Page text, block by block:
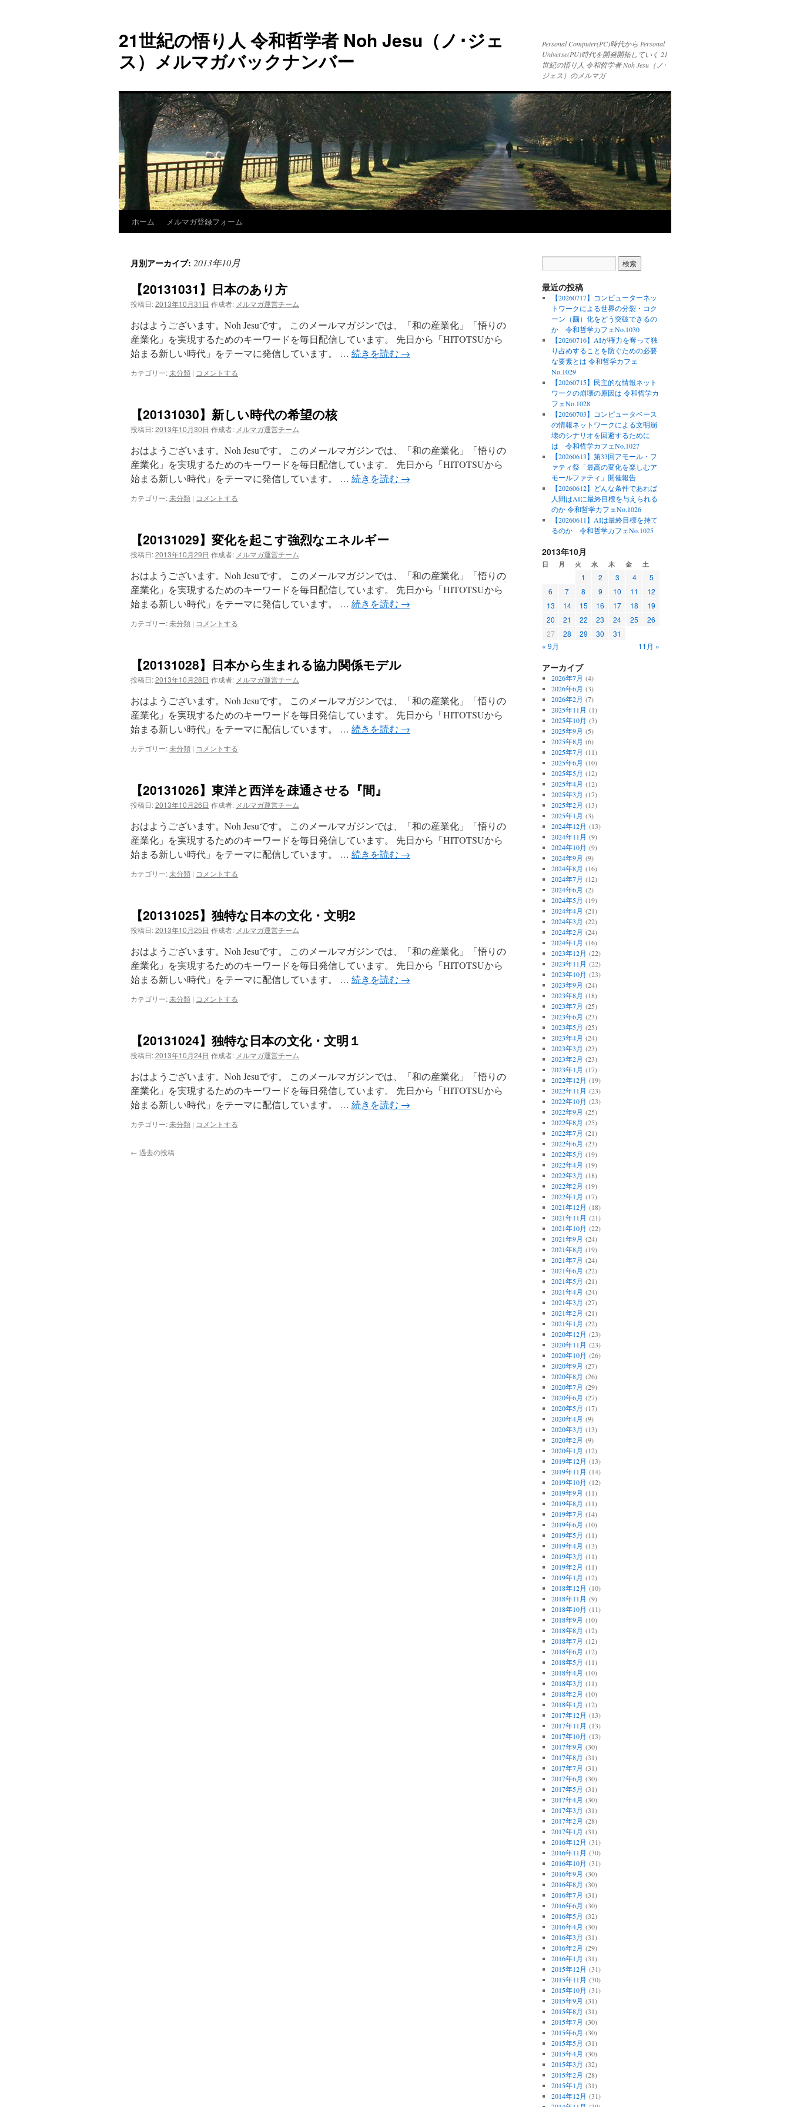
テ
ン
ツ
へ
キ
ッ
プ
21世紀の悟り人 令和哲学者 Noh Jesu（ノ･ジェ
ス）メルマガバックナンバー
Personal Computer(PC)時代から Personal
Universe(PU)時代を開発開拓していく 21
世紀の悟り人 令和哲学者 Noh Jesu（ノ･
ジェス）のメルマガ
ホーム メルマガ登録フォーム
月別アーカイブ: 2013年10月
【20131031】日本のあり方
投稿日:2013年10月31日 作成者: メルマガ運営チーム
おはようございます。Noh Jesuです。 このメールマガジンでは、「和の産業化」「悟りの
産業化」を実現するためのキーワードを毎日配信しています。 先日から「HITOTSUから
始まる新しい時代」をテーマに発信しています。 … 続きを読む →
カテゴリー:未分類 | コメントする
【20131030】新しい時代の希望の核
投稿日:2013年10月30日 作成者: メルマガ運営チーム
おはようございます。Noh Jesuです。 このメールマガジンでは、「和の産業化」「悟りの
産業化」を実現するためのキーワードを毎日配信しています。 先日から「HITOTSUから
始まる新しい時代」をテーマに発信しています。 … 続きを読む →
カテゴリー:未分類 | コメントする
【20131029】変化を起こす強烈なエネルギー
投稿日:2013年10月29日 作成者: メルマガ運営チーム
おはようございます。Noh Jesuです。 このメールマガジンでは、「和の産業化」「悟りの
産業化」を実現するためのキーワードを毎日配信しています。 先日から「HITOTSUから
始まる新しい時代」をテーマに発信しています。 … 続きを読む →
カテゴリー:未分類 | コメントする
【20131028】日本から生まれる協力関係モデル
投稿日:2013年10月28日 作成者: メルマガ運営チーム
おはようございます。Noh Jesuです。 このメールマガジンでは、「和の産業化」「悟りの
産業化」を実現するためのキーワードを毎日発信しています。 先日から「HITOTSUから
始まる新しい時代」をテーマに配信しています。 … 続きを読む →
カテゴリー:未分類 | コメントする
【20131026】東洋と西洋を疎通させる『間』
投稿日:2013年10月26日 作成者: メルマガ運営チーム
おはようございます。Noh Jesuです。 このメールマガジンでは、「和の産業化」「悟りの
産業化」を実現するためのキーワードを毎日発信しています。 先日から「HITOTSUから
始まる新しい時代」をテーマに配信しています。 … 続きを読む →
カテゴリー:未分類 | コメントする
【20131025】独特な日本の文化・文明2
投稿日:2013年10月25日 作成者: メルマガ運営チーム
おはようございます。Noh Jesuです。 このメールマガジンでは、「和の産業化」「悟りの
産業化」を実現するためのキーワードを毎日発信しています。 先日から「HITOTSUから
始まる新しい時代」をテーマに配信しています。 … 続きを読む →
カテゴリー:未分類 | コメントする
【20131024】独特な日本の文化・文明１
投稿日:2013年10月24日 作成者: メルマガ運営チーム
おはようございます。Noh Jesuです。 このメールマガジンでは、「和の産業化」「悟りの
産業化」を実現するためのキーワードを毎日発信しています。 先日から「HITOTSUから
始まる新しい時代」をテーマに配信しています。 … 続きを読む →
カテゴリー:未分類 | コメントする
← 過去の投稿
最近の投稿
【20260717】コンピューターネッ
トワークによる世界の分裂・コク
ーン（繭）化をどう突破できるの
か 令和哲学カフェNo.1030
【20260716】AIが権力を奪って独
り占めすることを防ぐための必要
な要素とは 令和哲学カフェ
No.1029
【20260715】民主的な情報ネット
ワークの崩壊の原因は 令和哲学カ
フェNo.1028
【20260703】コンピュータベース
の情報ネットワークによる文明崩
壊のシナリオを回避するために
は 令和哲学カフェNo.1027
【20260613】第33回アモール・フ
ァティ祭「最高の変化を楽しむア
モールファティ」開催報告
【20260612】どんな条件であれば
人間はAIに最終目標を与えられる
のか 令和哲学カフェNo.1026
【20260611】AIは最終目標を持て
るのか 令和哲学カフェNo.1025
2013年10月
日 月 火 水 木 金 土
1 2 3 4
5
6
7 8 9 10 11
12
13
14 15 16 17 18
19
20
21 22 23 24 25
26
27
28 29 30
31
« 9月
11月 »
アーカイブ
2026年7月 (4)
2026年6月 (3)
2026年2月 (7)
2025年11月 (1)
2025年10月 (3)
2025年9月 (5)
2025年8月 (6)
2025年7月 (11)
2025年6月 (10)
2025年5月 (12)
2025年4月 (12)
2025年3月 (17)
2025年2月 (13)
2025年1月 (3)
2024年12月 (13)
2024年11月 (9)
2024年10月 (9)
2024年9月 (9)
2024年8月 (16)
2024年7月 (12)
2024年6月 (2)
2024年5月 (19)
2024年4月 (21)
2024年3月 (22)
2024年2月 (24)
2024年1月 (16)
2023年12月 (22)
2023年11月 (22)
2023年10月 (23)
2023年9月 (24)
2023年8月 (18)
2023年7月 (25)
2023年6月 (23)
2023年5月 (25)
2023年4月 (24)
2023年3月 (23)
2023年2月 (23)
2023年1月 (17)
2022年12月 (19)
2022年11月 (23)
2022年10月 (23)
2022年9月 (25)
2022年8月 (25)
2022年7月 (21)
2022年6月 (23)
2022年5月 (19)
2022年4月 (19)
2022年3月 (18)
2022年2月 (19)
2022年1月 (17)
2021年12月 (18)
2021年11月 (21)
2021年10月 (22)
2021年9月 (24)
2021年8月 (19)
2021年7月 (24)
2021年6月 (22)
2021年5月 (21)
2021年4月 (24)
2021年3月 (27)
2021年2月 (21)
2021年1月 (22)
2020年12月 (23)
2020年11月 (23)
2020年10月 (26)
2020年9月 (27)
2020年8月 (26)
2020年7月 (29)
2020年6月 (27)
2020年5月 (17)
2020年4月 (9)
2020年3月 (13)
2020年2月 (9)
2020年1月 (12)
2019年12月 (13)
2019年11月 (14)
2019年10月 (12)
2019年9月 (11)
2019年8月 (11)
2019年7月 (14)
2019年6月 (10)
2019年5月 (11)
2019年4月 (13)
2019年3月 (11)
2019年2月 (11)
2019年1月 (12)
2018年12月 (10)
2018年11月 (9)
2018年10月 (11)
2018年9月 (10)
2018年8月 (12)
2018年7月 (12)
2018年6月 (12)
2018年5月 (11)
2018年4月 (10)
2018年3月 (11)
2018年2月 (10)
2018年1月 (12)
2017年12月 (13)
2017年11月 (13)
2017年10月 (13)
2017年9月 (30)
2017年8月 (31)
2017年7月 (31)
2017年6月 (30)
2017年5月 (31)
2017年4月 (30)
2017年3月 (31)
2017年2月 (28)
2017年1月 (31)
2016年12月 (31)
2016年11月 (30)
2016年10月 (31)
2016年9月 (30)
2016年8月 (30)
2016年7月 (31)
2016年6月 (30)
2016年5月 (32)
2016年4月 (30)
2016年3月 (31)
2016年2月 (29)
2016年1月 (31)
2015年12月 (31)
2015年11月 (30)
2015年10月 (31)
2015年9月 (31)
2015年8月 (31)
2015年7月 (30)
2015年6月 (30)
2015年5月 (31)
2015年4月 (30)
2015年3月 (32)
2015年2月 (28)
2015年1月 (31)
2014年12月 (31)